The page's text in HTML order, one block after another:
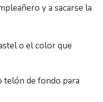
y a sacarse la
o el color que
telón de fondo para